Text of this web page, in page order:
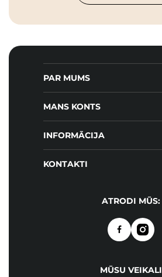
PAR MUMS
MANS KONTS
INFORMĀCIJA
KONTAKTI
ATRODI MŪS:
MŪSU VEIKALI